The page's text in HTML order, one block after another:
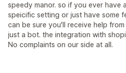
speedy manor. so if you ever have
speicific setting or just have some
can be sure you'll receive help
just a bot. the integration with
No complaints on our side at all.